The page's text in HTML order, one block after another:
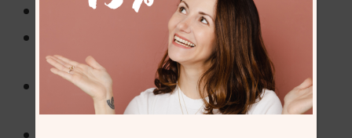
Formate: Groß (15x20cm), Klein (9×12,8cm)
Farbe/Material Papier: Cremeweiß, 100 g/m²
Bambuspapier
Farbe/Material Einband: Cremeweiß, 320 g/m²
Recyclingpapier